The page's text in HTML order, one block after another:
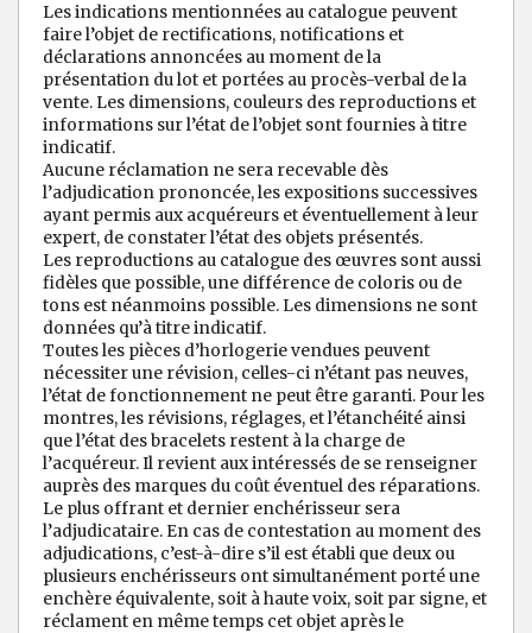
Les indications mentionnées au catalogue peuvent
faire l’objet de rectifications, notifications et
déclarations annoncées au moment de la
présentation du lot et portées au procès-verbal de la
vente. Les dimensions, couleurs des reproductions et
informations sur l’état de l’objet sont fournies à titre
indicatif.
Aucune réclamation ne sera recevable dès
l’adjudication prononcée, les expositions successives
ayant permis aux acquéreurs et éventuellement à leur
expert, de constater l’état des objets présentés.
Les reproductions au catalogue des œuvres sont aussi
fidèles que possible, une différence de coloris ou de
tons est néanmoins possible. Les dimensions ne sont
données qu’à titre indicatif.
Toutes les pièces d’horlogerie vendues peuvent
nécessiter une révision, celles-ci n’étant pas neuves,
l’état de fonctionnement ne peut être garanti. Pour les
montres, les révisions, réglages, et l’étanchéité ainsi
que l’état des bracelets restent à la charge de
l’acquéreur. Il revient aux intéressés de se renseigner
auprès des marques du coût éventuel des réparations.
Le plus offrant et dernier enchérisseur sera
l’adjudicataire. En cas de contestation au moment des
adjudications, c’est-à-dire s’il est établi que deux ou
plusieurs enchérisseurs ont simultanément porté une
enchère équivalente, soit à haute voix, soit par signe, et
réclament en même temps cet objet après le